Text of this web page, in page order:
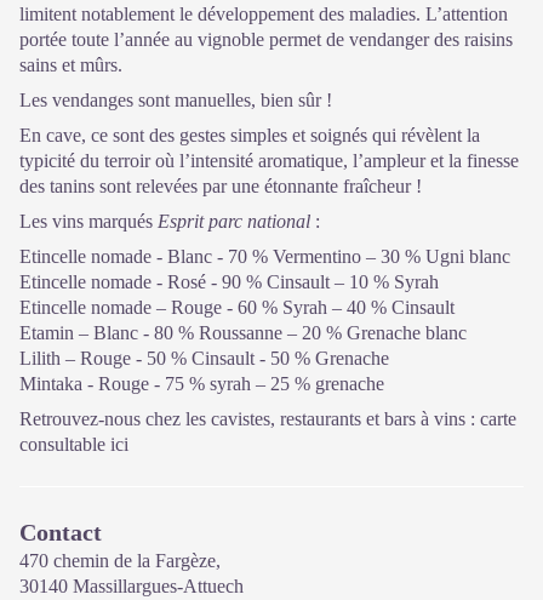
limitent notablement le développement des maladies. L’attention
portée toute l’année au vignoble permet de vendanger des raisins
sains et mûrs.
Les vendanges sont manuelles, bien sûr !
En cave, ce sont des gestes simples et soignés qui révèlent la
typicité du terroir où l’intensité aromatique, l’ampleur et la finesse
des tanins sont relevées par une étonnante fraîcheur !
Les vins marqués Esprit parc national :
Etincelle nomade - Blanc - 70 % Vermentino – 30 % Ugni blanc
Etincelle nomade - Rosé - 90 % Cinsault – 10 % Syrah
Etincelle nomade – Rouge - 60 % Syrah – 40 % Cinsault
Etamin – Blanc - 80 % Roussanne – 20 % Grenache blanc
Lilith – Rouge - 50 % Cinsault - 50 % Grenache
Mintaka - Rouge - 75 % syrah – 25 % grenache
Retrouvez-nous chez les cavistes, restaurants et bars à vins : carte
consultable ici
Contact
470 chemin de la Fargèze,
30140 Massillargues-Attuech